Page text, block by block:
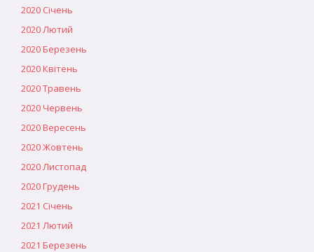
2020 Січень
2020 Лютий
2020 Березень
2020 Квітень
2020 Травень
2020 Червень
2020 Вересень
2020 Жовтень
2020 Листопад
2020 Грудень
2021 Січень
2021 Лютий
2021 Березень